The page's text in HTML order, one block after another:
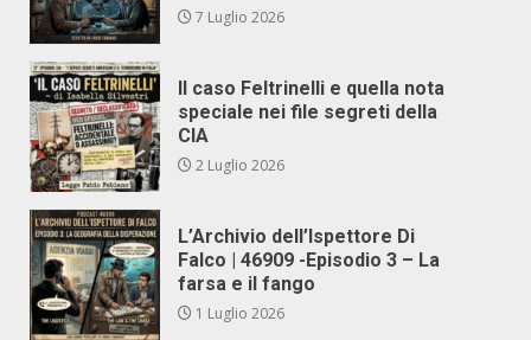
7 Luglio 2026
Il caso Feltrinelli e quella nota
speciale nei file segreti della
CIA
2 Luglio 2026
L’Archivio dell’Ispettore Di
Falco | 46909 -Episodio 3 – La
farsa e il fango
1 Luglio 2026